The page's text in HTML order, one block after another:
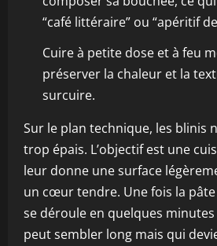
“café littéraire” ou “apéritif
Cuire à petite dose et à feu
préserver la chaleur et la
surcuire.
Sur le plan technique, les blinis
trop épais. L’objectif est une
leur donne une surface
un cœur tendre. Une fois la
se déroule en quelques
peut sembler long mais qui